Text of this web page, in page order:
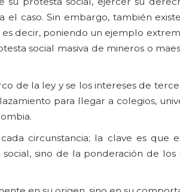
caso. Sin embargo, también
decir, poniendo un ejemplo
social masiva de mineros o
de la ley y se los intereses de
para llegar a colegios,
circunstancia; la clave es que
sino de la ponderación de los